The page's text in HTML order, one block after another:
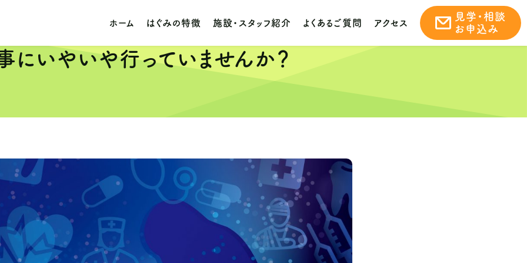
ホーム はぐみの特徴 施設・スタッフ紹介 よくあるご質問 アクセス
見学・相談
お申込み
にいやいや行っていませんか？